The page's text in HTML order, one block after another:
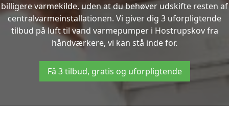
billigere varmekilde, uden at du behøver udskifte resten af
centralvarmeinstallationen. Vi giver dig 3 uforpligtende
tilbud på luft til vand varmepumper i Hostrupskov fra
håndværkere, vi kan stå inde for.
Få 3 tilbud, gratis og uforpligtende